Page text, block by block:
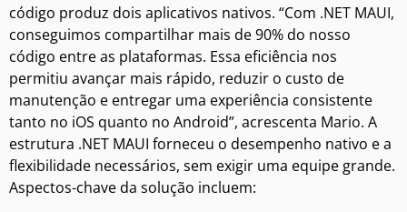
código produz dois aplicativos nativos. “Com .NET MAUI,
conseguimos compartilhar mais de 90% do nosso
código entre as plataformas. Essa eficiência nos
permitiu avançar mais rápido, reduzir o custo de
manutenção e entregar uma experiência consistente
tanto no iOS quanto no Android”, acrescenta Mario. A
estrutura .NET MAUI forneceu o desempenho nativo e a
flexibilidade necessários, sem exigir uma equipe grande.
Aspectos-chave da solução incluem: